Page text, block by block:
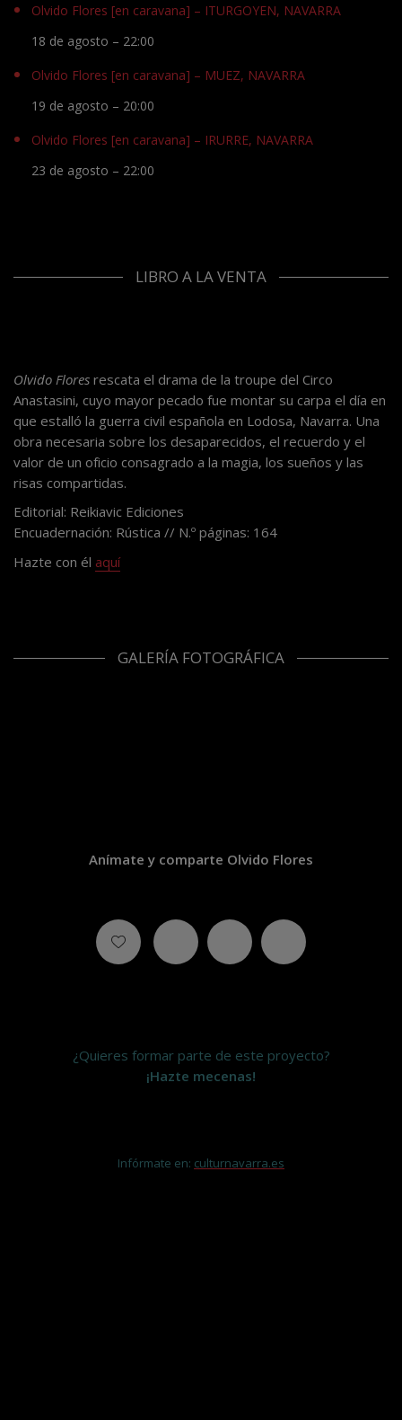
Olvido Flores [en caravana] – ITURGOYEN, NAVARRA
18 de agosto – 22:00
Olvido Flores [en caravana] – MUEZ, NAVARRA
19 de agosto – 20:00
Olvido Flores [en caravana] – IRURRE, NAVARRA
23 de agosto – 22:00
LIBRO A LA VENTA
Olvido Flores rescata el drama de la troupe del Circo
Anastasini, cuyo mayor pecado fue montar su carpa el día en
que estalló la guerra civil española en Lodosa, Navarra. Una
obra necesaria sobre los desaparecidos, el recuerdo y el
valor de un oficio consagrado a la magia, los sueños y las
risas compartidas.
Editorial: Reikiavic Ediciones
Encuadernación: Rústica // N.º páginas: 164
Hazte con él aquí
GALERÍA FOTOGRÁFICA
Anímate y comparte Olvido Flores
¿Quieres formar parte de este proyecto?
¡Hazte mecenas!
Infórmate en: culturnavarra.es